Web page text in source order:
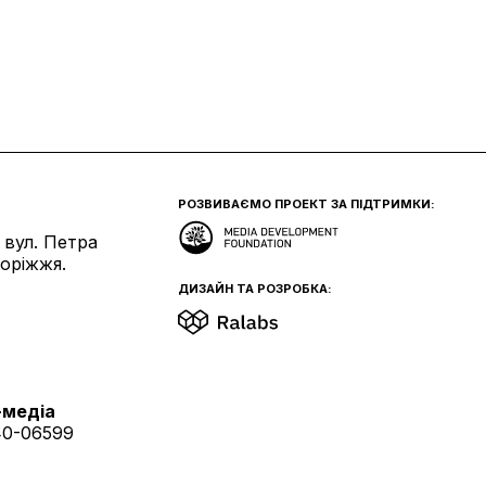
Петра
06599
РОЗВИВАЄМО ПРОЕКТ ЗА ПІДТРИМКИ:
ДИЗАЙН ТА РОЗРОБКА: